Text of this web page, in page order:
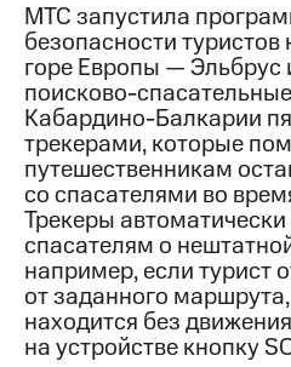
Медиа-центр
Пресс-
релизы
МТС
о технологиях
Достижения
Интервью
Финансовая
отчетность
Контакты
МТС запустила
безопасности
горе Европы — Эльбрус
поисково-
Кабардино-Балкарии
трекерами, которые
путешественникам
cо спасателями во
Трекеры
спасателям о
например, если турист
от заданного
находится без
на устройстве кнопку